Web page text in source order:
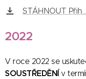
STÁHNOUT
2022
V roce 2022 se
SOUSTŘEDĚNÍ v